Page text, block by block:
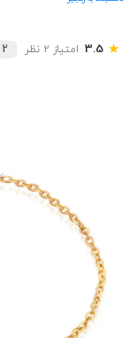
★
3.5 امتیاز 2 نظر 2 دیدگاه